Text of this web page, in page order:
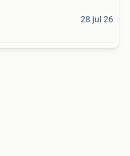
28 jul 26